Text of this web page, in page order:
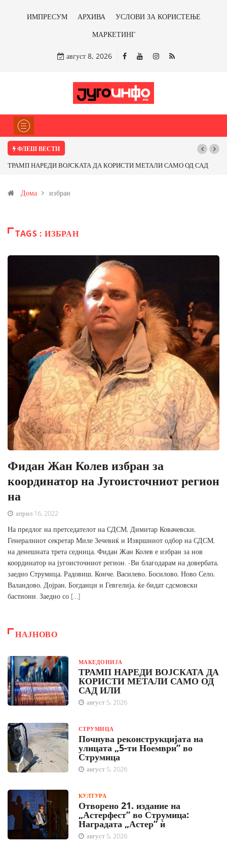
ИМПРЕСУМ АРХИВА
УСЛОВИ ЗА КОРИСТЕЊЕ
МАРКЕТИНГ
август 8, 2026
ФЛЕШ ВЕСТИ
НАРЕДИ ВОЈСКАТА ДА КОРИСТИ МЕТАЛИ САМО ОД САД
и со антимонот?
Дома избран
TAGS : ИЗБРАН
Фидан Жан Колев избран за
координатор на Југоисточниот регион
на
април 16, 2022
На предлог на претседателот на СДСМ, Димитар Ковачевски,
Генералниот секретар Миле Зечевиќ и Извршниот одбор на СДСМ,
на денешната трета седница, Фидан Жан Колев е избран за нов
координатор на југоисточниот регион. -Ви благодарам на довербата,
заедно Струмица, Радовиш, Конче, Василево, Босилово, Ново Село,
Валандово, Дојран, Богданци и Гевгелија, ќе бидат сдсмовски
бастиони. Заедно со […]
НАЈНОВО
МАКЕДОНИЈА
ТРАМП НАРЕДИ ВОЈСКАТА ДА
КОРИСТИ МЕТАЛИ САМО ОД
САД ИЛИ
август 5, 2026
СТРУМИЦА
Почнува реконструкцијата на
улицата „5-ти Ноември“ во
Струмица
август 5, 2026
КУЛТУРА
Отворено 21. издание на
„Астерфест“ во Струмица:
Наградата „Астер“ ѝ
август 5, 2026